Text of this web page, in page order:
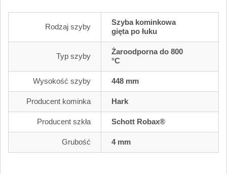
Rodzaj szyby
Szyba kominkowa
gięta po łuku
Typ szyby
Żaroodporna do 800
°C
Wysokość szyby 448 mm
Producent kominka Hark
Producent szkła Schott Robax®
Grubość 4 mm